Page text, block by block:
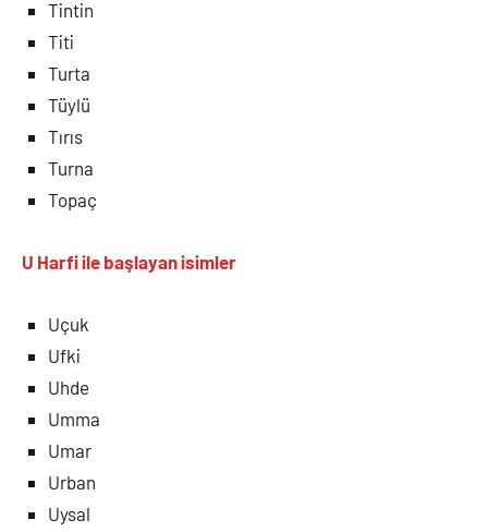
Tintin
Titi
Turta
Tüylü
Tırıs
Turna
Topaç
U Harfiile başlayan isimler
Uçuk
Ufki
Uhde
Umma
Umar
Urban
Uysal